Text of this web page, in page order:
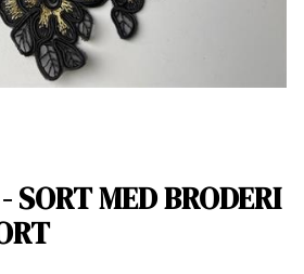
MED BRODERI